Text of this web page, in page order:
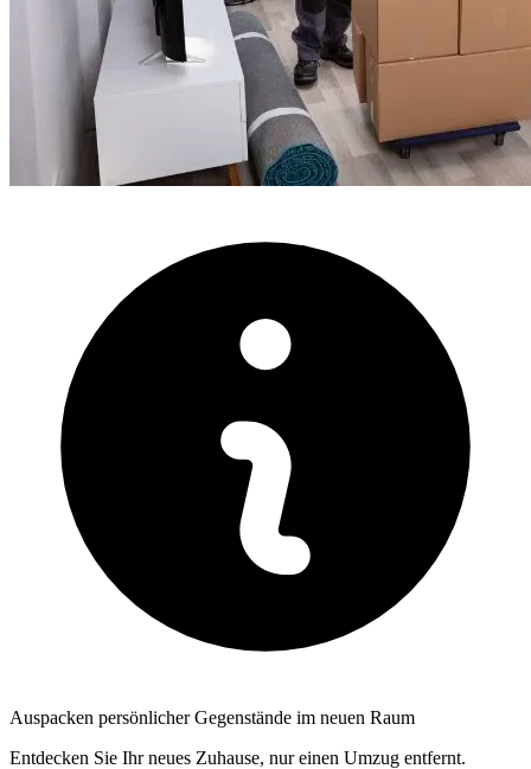
Auspacken persönlicher Gegenstände im neuen Raum
Entdecken Sie Ihr neues Zuhause, nur einen Umzug entfernt.